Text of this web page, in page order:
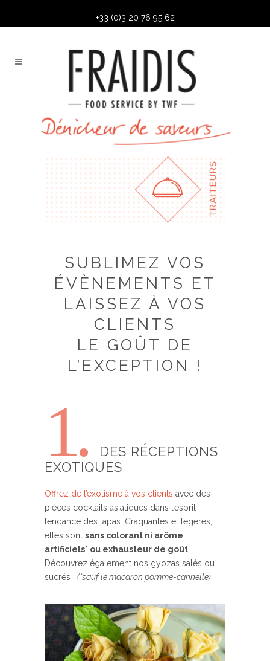
+33 (0)3 20 76 95 62
SUBLIMEZ VOS
ÉVÈNEMENTS ET
LAISSEZ À VOS
CLIENTS
LE GOÛT DE
L’EXCEPTION !
1.DES RÉCEPTIONS
EXOTIQUES
Offrez de l’exotisme à vos clients avec des
pièces cocktails asiatiques dans l’esprit
tendance des tapas. Craquantes et légères,
elles sont sans colorant ni arôme
artificiels* ou exhausteur de goût
Découvrez également nos gyozas salés ou
sucrés ! (*sauf le macaron pomme-cannelle)